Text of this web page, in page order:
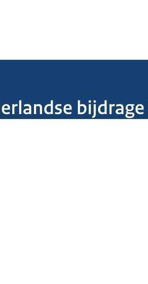
bijdrage